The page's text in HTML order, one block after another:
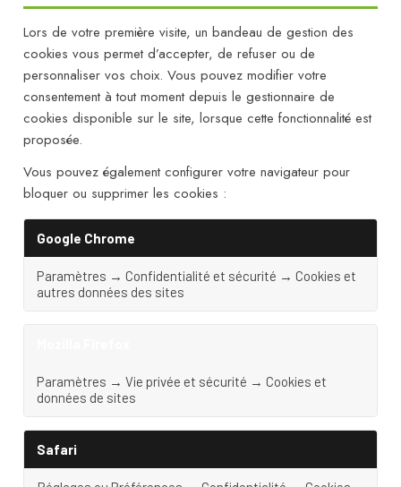
Lors de votre première visite, un bandeau de gestion des
cookies vous permet d’accepter, de refuser ou de
personnaliser vos choix. Vous pouvez modifier votre
consentement à tout moment depuis le gestionnaire de
cookies disponible sur le site, lorsque cette fonctionnalité est
proposée.
Vous pouvez également configurer votre navigateur pour
bloquer ou supprimer les cookies :
Google Chrome
Paramètres → Confidentialité et sécurité → Cookies et
autres données des sites
Paramètres → Vie privée et sécurité → Cookies et
données de sites
Safari